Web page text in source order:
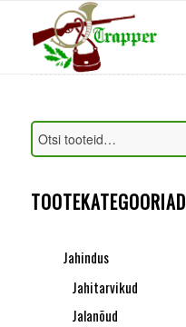
TOOTEKATEGOORIAD
Jahindus
Jahitarvikud
Jalanõud